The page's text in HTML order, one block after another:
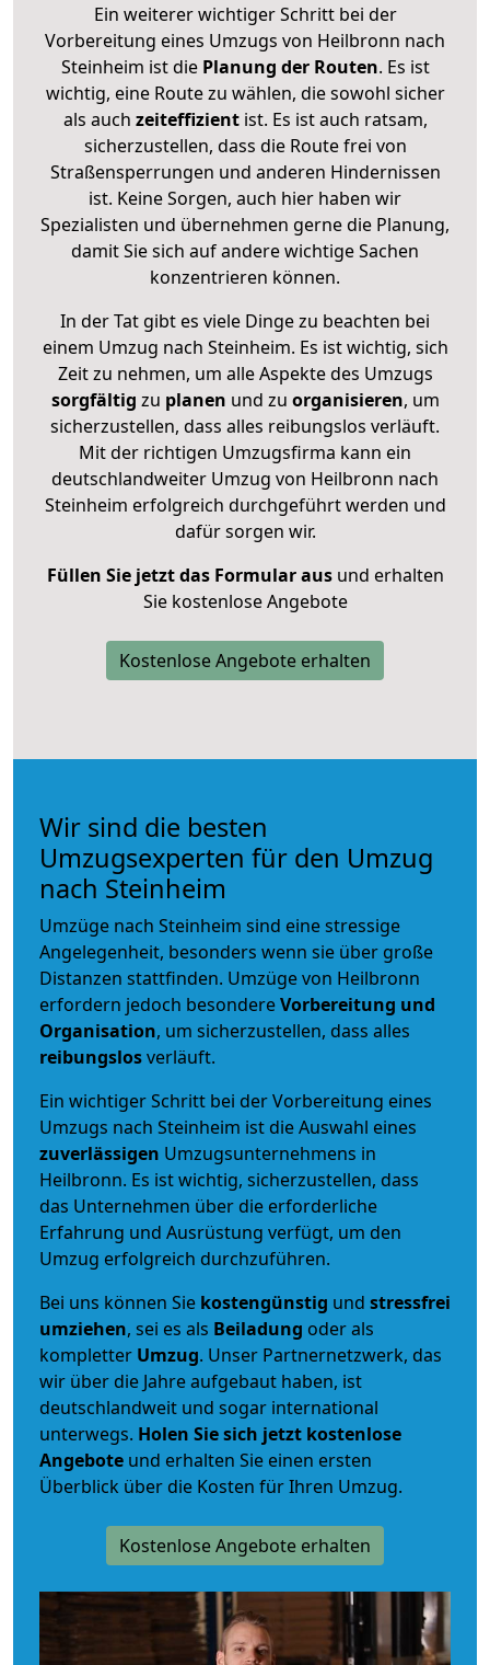
Ein weiterer wichtiger Schritt bei der
Vorbereitung eines Umzugs von Heilbronn nach
Steinheim ist diePlanung der Routen. Es ist
wichtig, eine Route zu wählen, die sowohl sicher
als auch zeiteffizientist. Es ist auch ratsam,
sicherzustellen, dass die Route frei von
Straßensperrungen und anderen Hindernissen
ist. Keine Sorgen, auch hier haben wir
Spezialisten und übernehmen gerne die Planung,
damit Sie sich auf andere wichtige Sachen
konzentrieren können.
In der Tat gibt es viele Dinge zu beachten bei
einem Umzug nach Steinheim. Es ist wichtig, sich
Zeit zu nehmen, um alle Aspekte des Umzugs
sorgfältig zu planen und zu organisieren, um
sicherzustellen, dass alles reibungslos verläuft.
Mit der richtigen Umzugsfirma kann ein
deutschlandweiter Umzug von Heilbronn nach
Steinheim erfolgreich durchgeführt werden und
dafür sorgen wir.
Füllen Sie jetzt das Formular ausund erhalten
Sie kostenlose Angebote
Kostenlose Angebote erhalten
Wir sind die besten
Umzugsexperten für den Umzug
nach Steinheim
Umzüge nach Steinheim sind eine stressige
Angelegenheit, besonders wenn sie über große
Distanzen stattfinden. Umzüge von Heilbronn
erfordern jedoch besondereVorbereitung und
Organisation, um sicherzustellen, dass alles
reibungslosverläuft.
Ein wichtiger Schritt bei der Vorbereitung eines
Umzugs nach Steinheim ist die Auswahl eines
zuverlässigen Umzugsunternehmens in
Heilbronn. Es ist wichtig, sicherzustellen, dass
das Unternehmen über die erforderliche
Erfahrung und Ausrüstung verfügt, um den
Umzug erfolgreich durchzuführen.
Bei uns können Sie kostengünstig und stressfrei
umziehen, sei es als Beiladung oder als
kompletter Umzug. Unser Partnernetzwerk, das
wir über die Jahre aufgebaut haben, ist
deutschlandweit und sogar international
unterwegs. Holen Sie sich jetzt kostenlose
Angebote und erhalten Sie einen ersten
Überblick über die Kosten für Ihren Umzug.
Kostenlose Angebote erhalten